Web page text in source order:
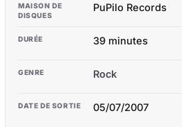
MAISON DE
DISQUES
PuPilo Records
DURÉE 39 minutes
GENRE Rock
DATE DE SORTIE 05/07/2007